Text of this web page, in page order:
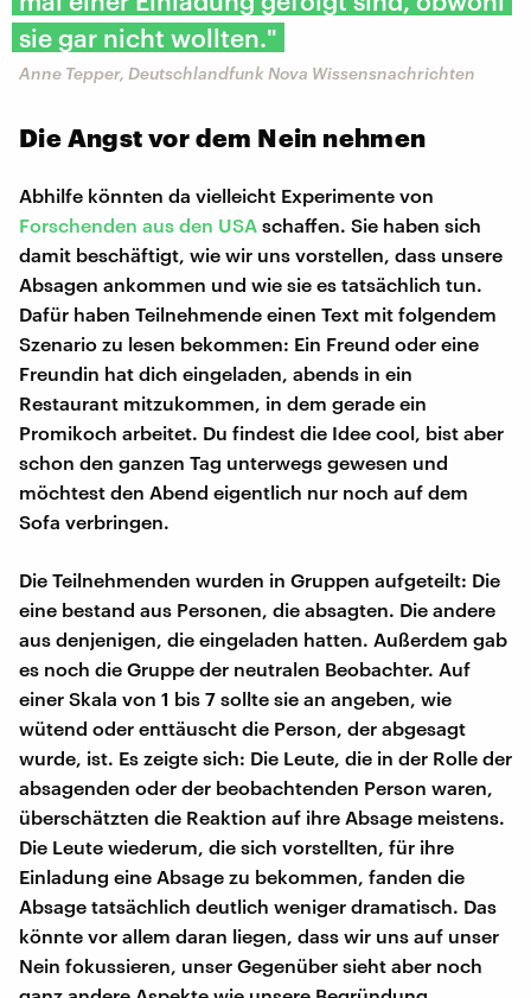
sie gar nicht wollten."
Anne Tepper, Deutschlandfunk Nova Wissensnachrichten
Die Angst vor dem Nein nehmen
Abhilfe könnten da vielleicht Experimente von
Forschenden aus den USA schaffen. Sie haben sich
damit beschäftigt, wie wir uns vorstellen, dass unsere
Absagen ankommen und wie sie es tatsächlich tun.
Dafür haben Teilnehmende einen Text mit folgendem
Szenario zu lesen bekommen: Ein Freund oder eine
Freundin hat dich eingeladen, abends in ein
Restaurant mitzukommen, in dem gerade ein
Promikoch arbeitet. Du findest die Idee cool, bist aber
schon den ganzen Tag unterwegs gewesen und
möchtest den Abend eigentlich nur noch auf dem
Sofa verbringen.
Die Teilnehmenden wurden in Gruppen aufgeteilt: Die
eine bestand aus Personen, die absagten. Die andere
aus denjenigen, die eingeladen hatten. Außerdem gab
es noch die Gruppe der neutralen Beobachter. Auf
einer Skala von 1 bis 7 sollte sie an angeben, wie
wütend oder enttäuscht die Person, der abgesagt
wurde, ist. Es zeigte sich: Die Leute, die in der Rolle der
absagenden oder der beobachtenden Person waren,
überschätzten die Reaktion auf ihre Absage meistens.
Die Leute wiederum, die sich vorstellten, für ihre
Einladung eine Absage zu bekommen, fanden die
Absage tatsächlich deutlich weniger dramatisch. Das
könnte vor allem daran liegen, dass wir uns auf unser
Nein fokussieren, unser Gegenüber sieht aber noch